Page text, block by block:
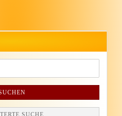
SUCHE